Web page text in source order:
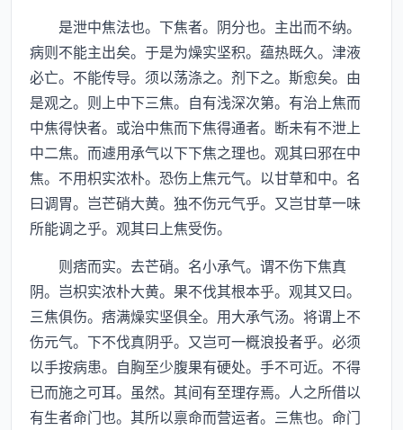
是泄中焦法也。下焦者。阴分也。主出而不纳。
病则不能主出矣。于是为燥实坚积。蕴热既久。津液
必亡。不能传导。须以荡涤之。剂下之。斯愈矣。由
是观之。则上中下三焦。自有浅深次第。有治上焦而
中焦得快者。或治中焦而下焦得通者。断未有不泄上
中二焦。而遽用承气以下下焦之理也。观其曰邪在中
焦。不用枳实浓朴。恐伤上焦元气。以甘草和中。名
曰调胃。岂芒硝大黄。独不伤元气乎。又岂甘草一味
所能调之乎。观其曰上焦受伤。
则痞而实。去芒硝。名小承气。谓不伤下焦真
阴。岂枳实浓朴大黄。果不伐其根本乎。观其又曰。
三焦俱伤。痞满燥实坚俱全。用大承气汤。将谓上不
伤元气。下不伐真阴乎。又岂可一概浪投者乎。必须
以手按病患。自胸至少腹果有硬处。手不可近。不得
已而施之可耳。虽然。其间有至理存焉。人之所借以
有生者命门也。其所以禀命而营运者。三焦也。命门